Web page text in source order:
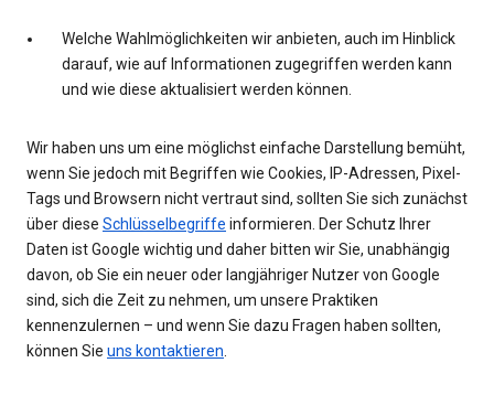
Welche Wahlmöglichkeiten wir anbieten, auch im Hinblick
darauf, wie auf Informationen zugegriffen werden kann
und wie diese aktualisiert werden können.
Wir haben uns um eine möglichst einfache Darstellung bemüht,
wenn Sie jedoch mit Begriffen wie Cookies, IP-Adressen, Pixel-
Tags und Browsern nicht vertraut sind, sollten Sie sich zunächst
über diese Schlüsselbegriffe informieren. Der Schutz Ihrer
Daten ist Google wichtig und daher bitten wir Sie, unabhängig
davon, ob Sie ein neuer oder langjähriger Nutzer von Google
sind, sich die Zeit zu nehmen, um unsere Praktiken
kennenzulernen – und wenn Sie dazu Fragen haben sollten,
können Sie uns kontaktieren.